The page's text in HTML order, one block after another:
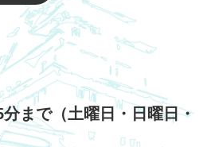
まで（土曜日・日曜日・